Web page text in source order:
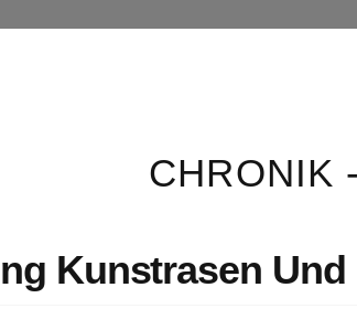
CHRONIK
Kunstrasen